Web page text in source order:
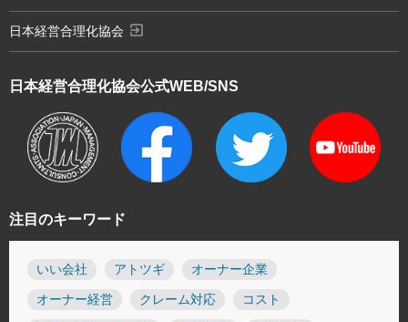
注目のキーワード
いい会社 アトツギ オーナー企業
オーナー経営 クレーム対応 コスト
日本経営合理化協会公式WEB/SNS
日本経営合理化協会 exit_to_app